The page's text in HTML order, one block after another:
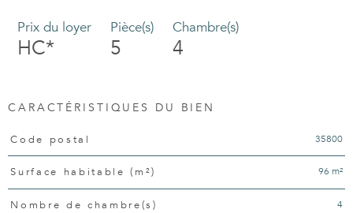
Prix du loyer
HC*
Pièce(s)
5
Chambre(s)
4
CARACTÉRISTIQUES DU BIEN
Caractéristiques Valeurs
Code postal 35800
Surface habitable (m²) 96 m²
Nombre de chambre(s) 4